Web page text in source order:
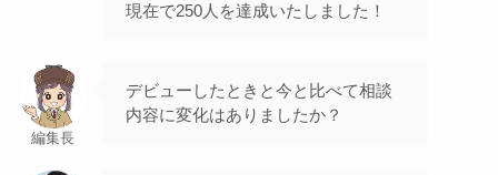
現在で250人を達成いたしました！
編集長
デビューしたときと今と比べて相談
内容に変化はありましたか？